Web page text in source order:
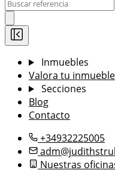
Inmuebles
Valora tu inmueble
Secciones
Blog
Contacto
+34932225005
Nuestras